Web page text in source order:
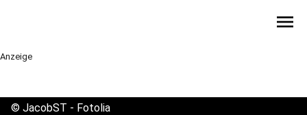
menu
Anzeige
© JacobST - Fotolia